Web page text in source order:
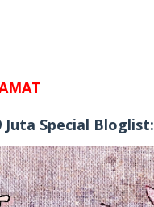
Juta Special Bloglist: